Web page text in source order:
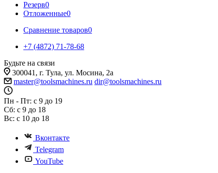
Резерв0
Отложенные0
Сравнение товаров0
+7 (4872) 71-78-68
Будьте на связи
300041, г. Тула, ул. Мосина, 2а
master@toolsmachines.ru dir@toolsmachines.ru
Пн - Пт: с 9 до 19
Сб: с 9 до 18
Вс: с 10 до 18
Вконтакте
Telegram
YouTube